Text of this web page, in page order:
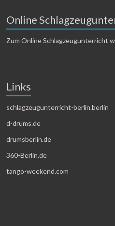
Online
Zum Online Schlagzeugunterricht
Links
schlagzeugunterricht-berlin.berlin
d-drums.de
drumsberlin.de
360-Berlin.de
tango-weekend.com